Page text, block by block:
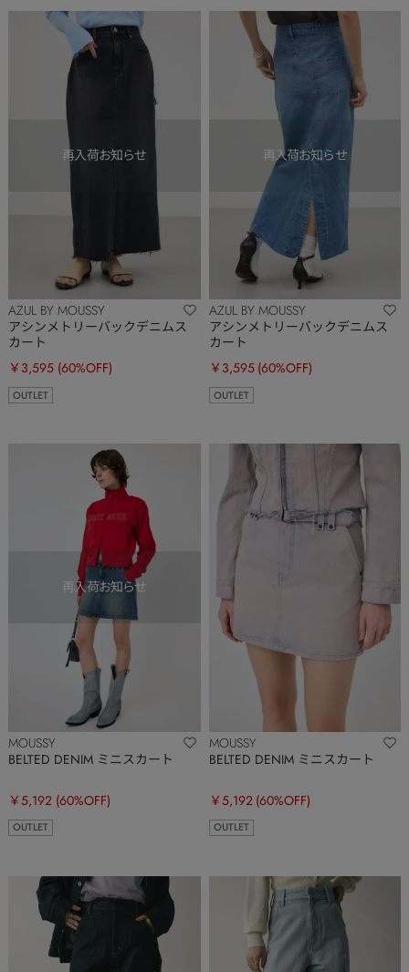
AZUL BY MOUSSY
アシンメトリーバックデニムス
カート
￥3,595 (60%OFF)
OUTLET
AZUL BY MOUSSY
アシンメトリーバックデニムス
カート
￥3,595 (60%OFF)
OUTLET
MOUSSY
BELTED DENIM ミニスカート
￥5,192 (60%OFF)
OUTLET
MOUSSY
BELTED DENIM ミニスカート
￥5,192 (60%OFF)
OUTLET